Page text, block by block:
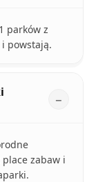
parków z
powstają.
zabaw i